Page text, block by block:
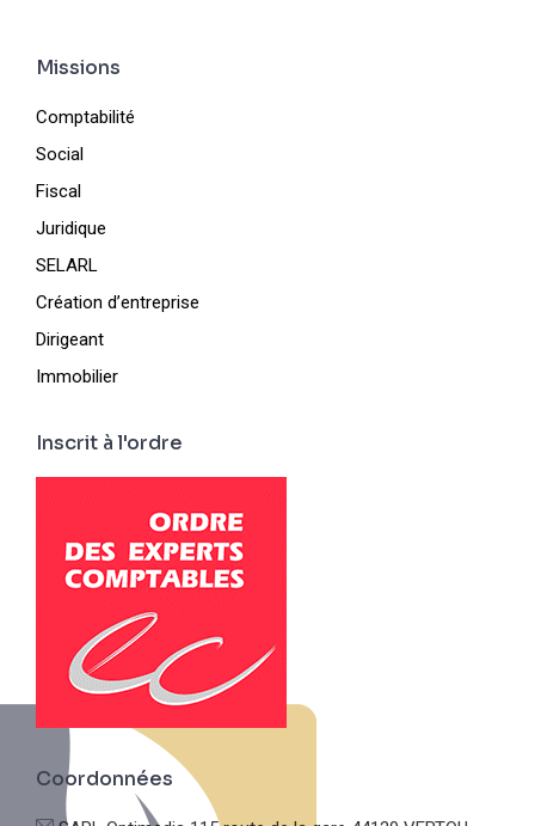
Missions
Comptabilité
Social
Fiscal
Juridique
SELARL
Création d’entreprise
Dirigeant
Immobilier
Inscrit à l'ordre
Coordonnées